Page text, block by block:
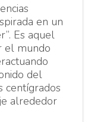
en un
Es aquel
el mundo
del
centígrados
alrededor